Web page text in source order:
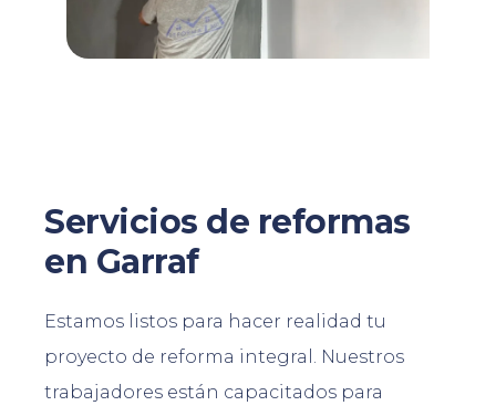
Servicios de reformas
en Garraf
Estamos listos para hacer realidad tu
proyecto de reforma integral. Nuestros
trabajadores están capacitados para